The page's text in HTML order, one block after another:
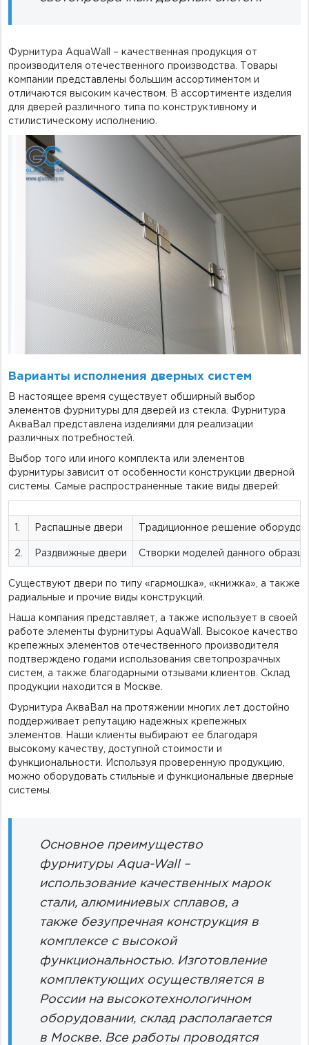
Фурнитура AquaWall – качественная продукция от
производителя отечественного производства. Товары
компании представлены большим ассортиментом и
отличаются высоким качеством. В ассортименте изделия
для дверей различного типа по конструктивному и
стилистическому исполнению.
Варианты исполнения дверных систем
В настоящее время существует обширный выбор
элементов фурнитуры для дверей из стекла. Фурнитура
АкваВал представлена изделиями для реализации
различных потребностей.
Выбор того или иного комплекта или элементов
фурнитуры зависит от особенности конструкции дверной
системы. Самые распространенные такие виды дверей:
Распашные двери Традиционное решение
2. Раздвижные двери Створки моделей данного
Существуют двери по типу «гармошка», «книжка», а также
радиальные и прочие виды конструкций.
Наша компания представляет, а также использует в своей
работе элементы фурнитуры AquaWall. Высокое качество
крепежных элементов отечественного производителя
подтверждено годами использования светопрозрачных
систем, а также благодарными отзывами клиентов. Склад
продукции находится в Москве.
Фурнитура АкваВал на протяжении многих лет достойно
поддерживает репутацию надежных крепежных
элементов. Наши клиенты выбирают ее благодаря
высокому качеству, доступной стоимости и
функциональности. Используя проверенную продукцию,
можно оборудовать стильные и функциональные дверные
системы.
Основное преимущество
фурнитуры Aqua-Wall –
использование качественных марок
стали, алюминиевых сплавов, а
также безупречная конструкция в
комплексе с высокой
функциональностью. Изготовление
комплектующих осуществляется в
России на высокотехнологичном
оборудовании, склад располагается
в Москве. Все работы проводятся